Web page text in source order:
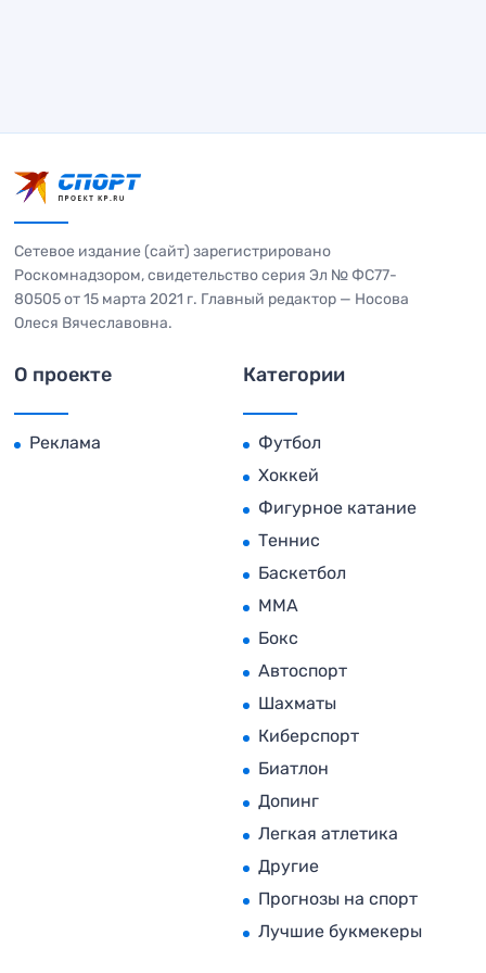
Сетевое издание (сайт) зарегистрировано
Роскомнадзором, свидетельство серия Эл № ФС77-
80505 от 15 марта 2021 г. Главный редактор — Носова
Олеся Вячеславовна.
О проекте
Реклама
Категории
Футбол
Хоккей
Фигурное катание
Теннис
Баскетбол
MMA
Бокс
Автоспорт
Шахматы
Киберспорт
Биатлон
Допинг
Легкая атлетика
Другие
Прогнозы на спорт
Лучшие букмекеры